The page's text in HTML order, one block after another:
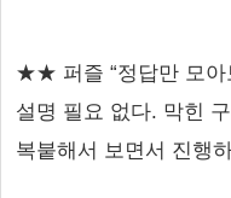
★★ 퍼즐 “정답만 모
설명 필요 없다. 막힌
복붙해서 보면서 진행